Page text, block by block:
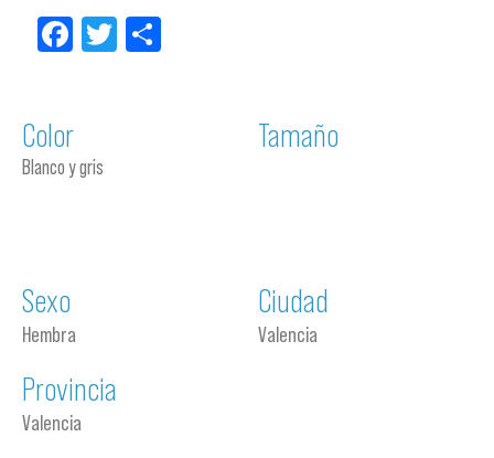
Facebook
Twitter
Color
Blanco y gris
Tamaño
Sexo
Hembra
Ciudad
Valencia
Provincia
Valencia